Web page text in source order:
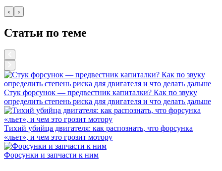
‹ ›
Статьи по теме
Стук форсунок — предвестник капиталки? Как по звуку
определить степень риска для двигателя и что делать дальше
Тихий убийца двигателя: как распознать, что форсунка
«льет», и чем это грозит мотору
Форсунки и запчасти к ним